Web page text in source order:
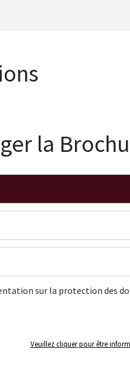
la
sur la protection des
Veuillez cliquer pour être